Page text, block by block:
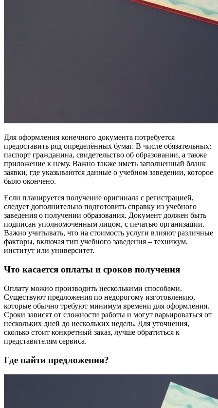
Для оформления конечного документа потребуется
предоставить ряд определённых бумаг. В числе обязательных:
паспорт гражданина, свидетельство об образовании, а также
приложение к нему. Важно также иметь заполненный бланк
заявки, где указываются данные о учебном заведении, которое
было окончено.
Если планируется получение оригинала с регистрацией,
следует дополнительно подготовить справку из учебного
заведения о получении образования. Документ должен быть
подписан уполномоченным лицом, с печатью организации.
Важно учитывать, что на стоимость услуги влияют различные
факторы, включая тип учебного заведения – техникум,
институт или университет.
Что касается оплаты и сроков получения
Оплату можно производить несколькими способами.
Существуют предложения по недорогому изготовлению,
которые обычно требуют минимум времени для оформления.
Сроки зависят от сложности работы и могут варьироваться от
нескольких дней до нескольких недель. Для уточнения,
сколько стоит конкретный заказ, лучше обратиться к
представителям сервиса.
Где найти предложения?